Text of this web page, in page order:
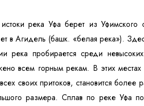
река Уфа берет из Уфимского
в Агидель (башк. «белая река»).
река пробирается среди
всем горным рекам. В этих
своих притоков, становится
размера. Сплав по реке Уфа